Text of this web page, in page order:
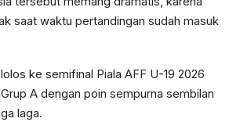
saat waktu pertandingan sudah masuk
ke semifinal Piala AFF U-19 2026
A dengan poin sempurna sembilan
laga.